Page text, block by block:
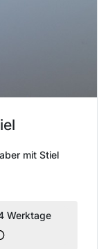
mit Stiel
Werktage